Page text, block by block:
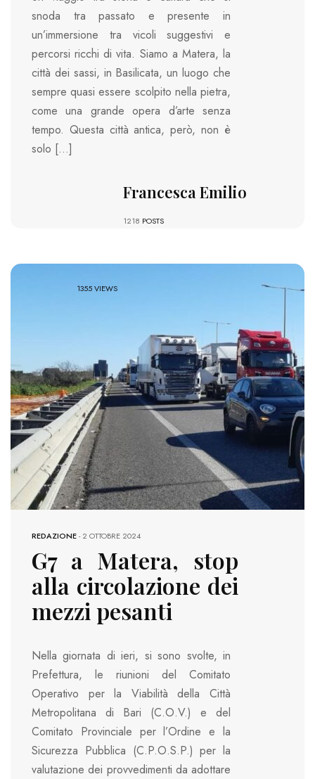
snoda tra passato e presente in
un’immersione tra vicoli suggestivi e
percorsi ricchi di vita. Siamo a Matera, la
città dei sassi, in Basilicata, un luogo che
sempre quasi essere scolpito nella pietra,
come una grande opera d’arte senza
tempo. Questa città antica, però, non è
solo […]
Francesca Emilio
1218 POSTS
1355 VIEWS
REDAZIONE-2 OTTOBRE 2024
G7 a Matera, stop
alla circolazione dei
mezzi pesanti
Nella giornata di ieri, si sono svolte, in
Prefettura, le riunioni del Comitato
Operativo per la Viabilità della Città
Metropolitana di Bari (C.O.V.) e del
Comitato Provinciale per l’Ordine e la
Sicurezza Pubblica (C.P.O.S.P.) per la
valutazione dei provvedimenti da adottare